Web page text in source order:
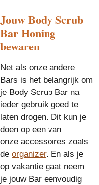
Jouw Body Scrub
Bar Honing
bewaren
Net als onze andere
Bars is het belangrijk om
je Body Scrub Bar na
ieder gebruik goed te
laten drogen. Dit kun je
doen op een van
onze accessoires zoals
de organizer. En als je
op vakantie gaat neem
je jouw Bar eenvoudig